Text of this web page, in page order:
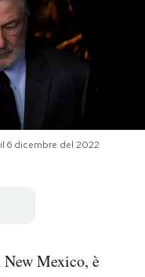
6 dicembre del 2022
Mexico, è